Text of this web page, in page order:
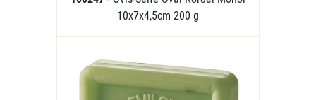
10x7x4,5cm 200 g